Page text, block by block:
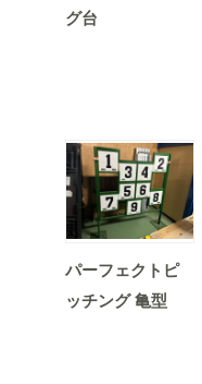
グ台
パーフェクトピ
ッチング 亀型